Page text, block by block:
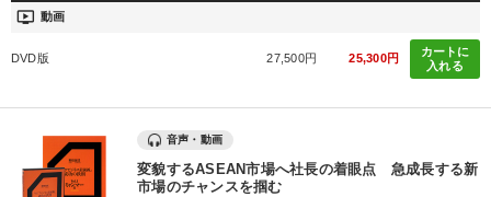
ondemand_video 動画
DVD版 27,500円 25,300円
カートに
入れる
音声・動画
変貌するASEAN市場へ社長の着眼点 急成長する新
市場のチャンスを掴む